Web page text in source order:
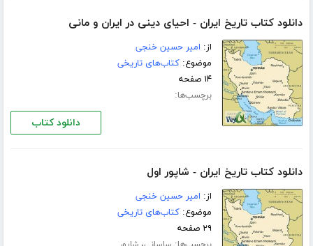
دانلود کتاب تاریخ ایران - احیای دینی در ایران و مانی
از: امیر حسین خنجی
موضوع:کتاب‌های تاریخی
۱۴ صفحه
برچسب‌ها:
دانلود کتاب
دانلود کتاب تاریخ ایران - شاپور اول
از: امیر حسین خنجی
موضوع:کتاب‌های تاریخی
۲۹ صفحه